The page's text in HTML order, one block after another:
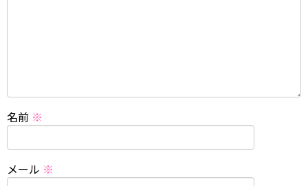
名前 ※
メール ※